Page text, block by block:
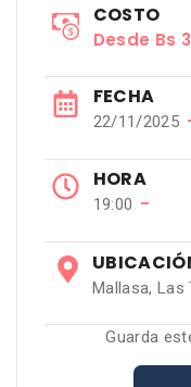
COSTO
Desde Bs
FECHA
22/11/2025
HORA
19:00 −
Mallasa, Las
Guarda